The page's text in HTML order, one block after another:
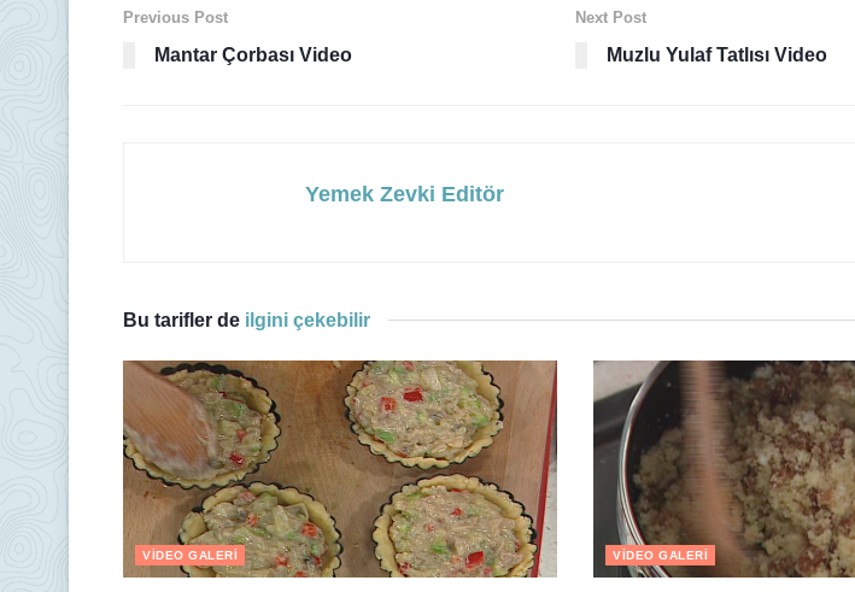
Previous Post
Mantar Çorbası Video
Next Post
Muzlu Yulaf Tatlısı Video
Yemek Zevki Editör
Bu tarifler de ilgini çekebilir
VIDEO GALERI VIDEO GALERI